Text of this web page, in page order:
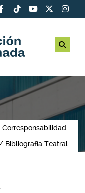
Bibliografía Teatral